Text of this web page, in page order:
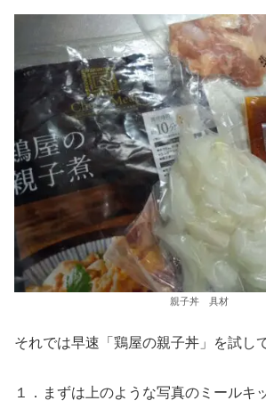
親子丼 具材
それでは早速「鶏屋の親子丼」を試し
１．まずは上のような写真のミールキ